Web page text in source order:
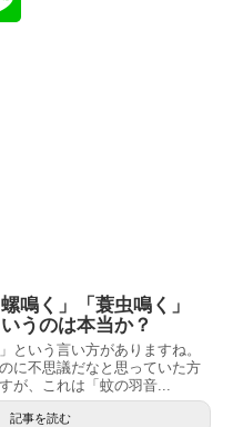
鳴く」「蓑虫鳴く」
うのは本当か？
という言い方がありますね。
に不思議だなと思っていた方
が、これは「蚊の羽音...
記事を読む